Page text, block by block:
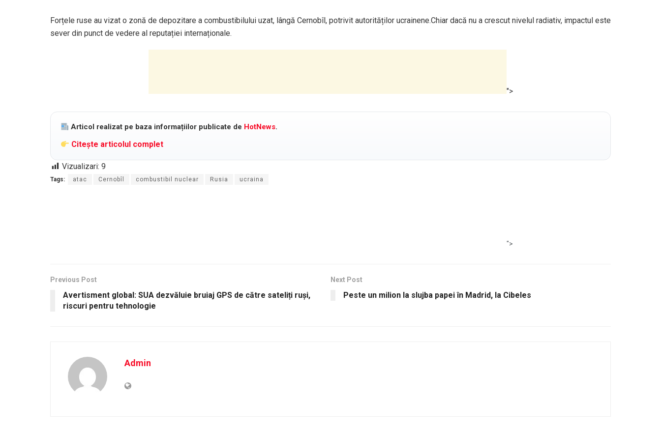
Forțele ruse au vizat o zonă de depozitare a combustibilului uzat, lângă Cernobîl, potrivit autorităților ucrainene.Chiar dacă nu a crescut nivelul radiativ, impactul este
sever din punct de vedere al reputației internaționale.
">
Articol realizat pe baza informațiilor publicate de HotNews.
Citește articolul complet
Vizualizari: 9
Tags: atac Cernobîl combustibil nuclear Rusia ucraina
">
Previous Post
Avertisment global: SUA dezvăluie bruiaj GPS de către sateliți ruși,
riscuri pentru tehnologie
Next Post
Peste un milion la slujba papei în Madrid, la Cibeles
Admin